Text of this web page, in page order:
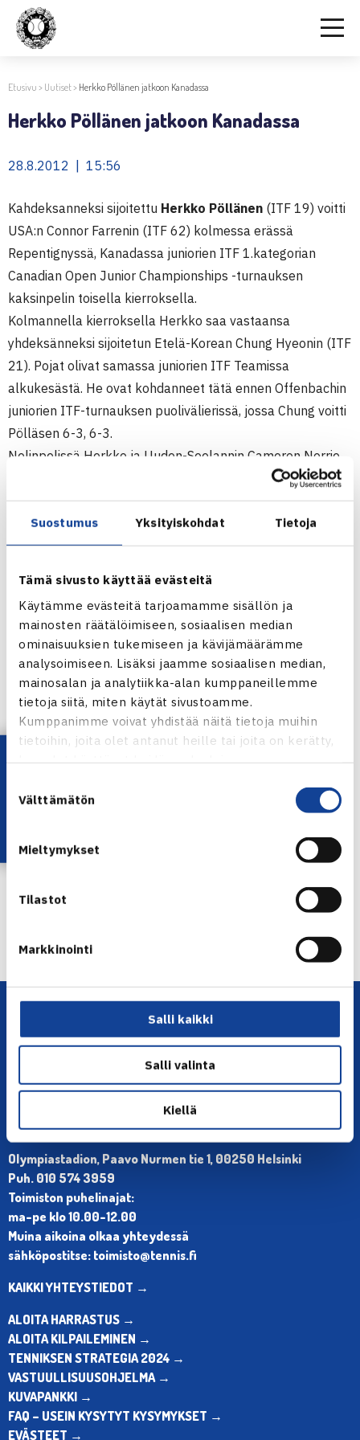
Suostumus Yksityiskohdat Tietoja
Tämä sivusto käyttää evästeitä
Käytämme evästeitä tarjoamamme sisällön ja
mainosten räätälöimiseen, sosiaalisen median
ominaisuuksien tukemiseen ja kävijämäärämme
analysoimiseen. Lisäksi jaamme sosiaalisen median,
mainosalan ja analytiikka-alan kumppaneillemme
tietoja siitä, miten käytät sivustoamme.
Kumppanimme voivat yhdistää näitä tietoja muihin
tietoihin, joita olet antanut heille tai joita on kerätty,
kun olet käyttänyt heidän palvelujaan.
valinta
Välttämätön
Mieltymykset
Tilastot
Markkinointi
Salli kaikki
Salli valinta
Kiellä
Etusivu > Uutiset> Herkko Pöllänen jatkoon Kanadassa
Herkko Pöllänen jatkoon Kanadassa
28.8.2012 | 15:56
Kahdeksanneksi sijoitettu Herkko Pöllänen (ITF 19) voitti
USA:n Connor Farrenin (ITF 62) kolmessa erässä
Repentignyssä, Kanadassa juniorien ITF 1.kategorian
Canadian Open Junior Championships -turnauksen
kaksinpelin toisella kierroksella.
Kolmannella kierroksella Herkko saa vastaansa
yhdeksänneksi sijoitetun Etelä-Korean Chung Hyeonin (ITF
21). Pojat olivat samassa juniorien ITF Teamissa
alkukesästä. He ovat kohdanneet tätä ennen Offenbachin
juniorien ITF-turnauksen puolivälierissä, jossa Chung voitti
Pölläsen 6-3, 6-3.
Nelinpelissä Herkko ja Uuden-Seelannin Cameron Norrie
kohtaavat toisella kierroksella kuudenneksi sijoitetut
Chungin ja Kang Ku Keonin.
Kanadan avoimet juniorimestaruuskilpailut
Kaksinpeli
2.kierrosta: Herkko Pöllänen (8.) – Connor Farren USA 64
36 64
Turnauksen verkkosivut
Seuraava uutinen: Sinkko ja Tittonen… →
Lataa OmaTennis!
YHTEYSTIEDOT
Olympiastadion, Paavo Nurmen tie 1, 00250 Helsinki
Puh. 010 574 3959
Toimiston puhelinajat:
ma-pe klo 10.00-12.00
Muina aikoina olkaa yhteydessä
sähköpostitse: toimisto@tennis.fi
KAIKKI YHTEYSTIEDOT →
ALOITA HARRASTUS →
ALOITA KILPAILEMINEN →
TENNIKSEN STRATEGIA 2024 →
VASTUULLISUUSOHJELMA →
KUVAPANKKI →
FAQ – USEIN KYSYTYT KYSYMYKSET →
EVÄSTEET →